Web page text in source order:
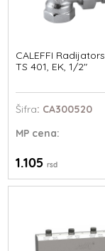
CALEFFI
TS 401, EK, 1/2"
Šifra: CA300520
MP cena:
1.105rsd